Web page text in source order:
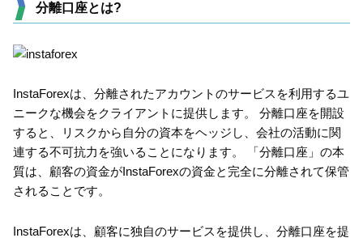
分離口座とは?
InstaForexは、分離されたアカウントのサービスを利用するユ
ニークな機会をクライアントに提供します。 分離口座を開設
すると、リスクから自分の資本をヘッジし、会社の活動に関
連する不可抗力を強いることになります。 「分離口座」の本
質は、顧客の資金がInstaForexの資金と完全に分離されて保管
されることです。
InstaForexは、顧客に独自のサービスを提供し、分離口座を提